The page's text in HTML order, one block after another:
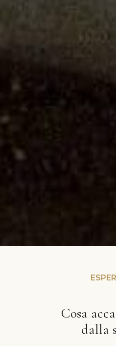
Cosa
dalla